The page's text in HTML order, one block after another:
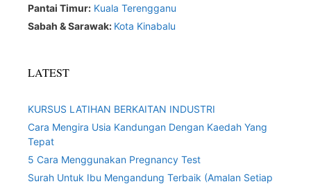
Pantai Timur: Kuala Terengganu
Sabah & Sarawak: Kota Kinabalu
LATEST
KURSUS LATIHAN BERKAITAN INDUSTRI
Cara Mengira Usia Kandungan Dengan Kaedah Yang
Tepat
5 Cara Menggunakan Pregnancy Test
Surah Untuk Ibu Mengandung Terbaik (Amalan Setiap